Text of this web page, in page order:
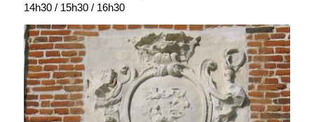
14h30 / 15h30 / 16h30